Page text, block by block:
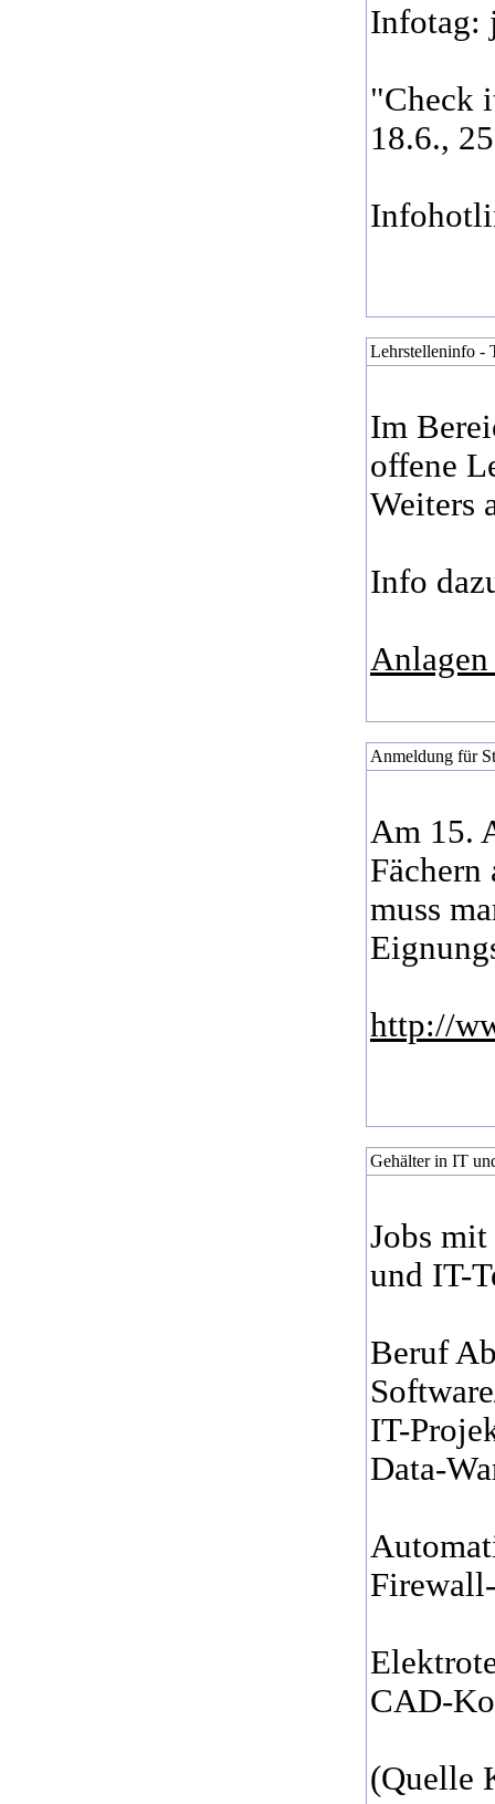
Infotag:
"Check
18.6.,
Lehrstelleninfo -
Im
offene
Weiters
Info
Anmeldung für
Am 15.
Fächern
muss
http://
Gehälter in IT
Jobs
und IT-
Beruf
IT-
Data-
CAD-
(Quelle